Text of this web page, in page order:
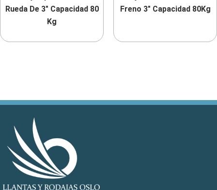
Rueda De 3″ Capacidad 80
Kg
Freno 3″ Capacidad 80Kg